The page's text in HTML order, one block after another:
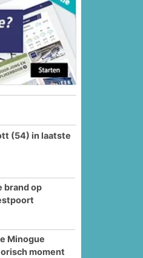
(54) in laatste
brand op
Minogue
moment